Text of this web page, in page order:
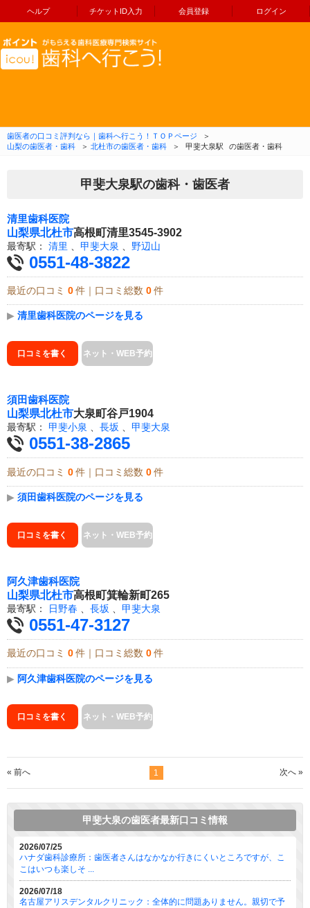
ヘルプ チケットID入力 会員登録 ログイン
コンテンツへ移動
歯医者の口コミ評判なら｜歯科へ行こう！ＴＯＰページ
＞
山梨の歯医者・歯科
＞ 北杜市の歯医者・歯科 ＞ 甲斐大泉駅 の歯医者・歯科
甲斐大泉駅の歯科・歯医者
清里歯科医院
山梨県北杜市高根町清里3545-3902
最寄駅： 清里 甲斐大泉 野辺山
0551-48-3822
最近の口コミ 0 件｜口コミ総数 0 件
▶ 清里歯科医院のページを見る
口コミを書く ネット・WEB予約
須田歯科医院
山梨県北杜市大泉町谷戸1904
最寄駅： 甲斐小泉 、 長坂 、 甲斐大泉
0551-38-2865
最近の口コミ 0 件｜口コミ総数 0 件
▶ 須田歯科医院のページを見る
口コミを書く ネット・WEB予約
阿久津歯科医院
山梨県北杜市高根町箕輪新町265
最寄駅： 日野春 長坂 甲斐大泉
0551-47-3127
最近の口コミ 0 件｜口コミ総数 0 件
▶ 阿久津歯科医院のページを見る
口コミを書く ネット・WEB予約
« 前へ 1 次へ »
甲斐大泉の歯医者最新口コミ情報
2026/07/25
ハナダ歯科診療所：歯医者さんはなかなか行きにくいところですが、こ
こはいつも楽しそ ...
2026/07/18
名古屋アリスデンタルクリニック：全体的に問題ありません。親切で予